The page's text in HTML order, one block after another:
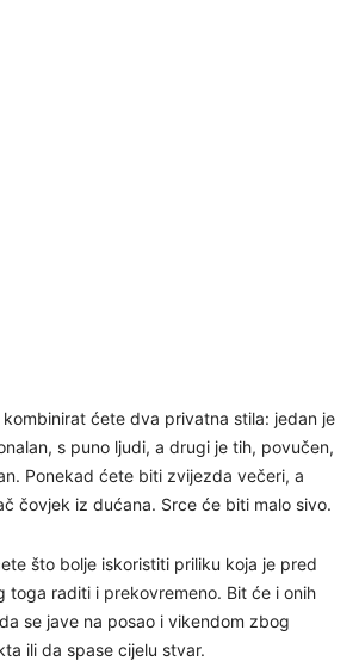
kombinirat ćete dva privatna stila: jedan je
s puno ljudi, a drugi je tih, povučen,
Ponekad ćete biti zvijezda večeri, a
čovjek iz dućana. Srce će biti malo sivo.
što bolje iskoristiti priliku koja je pred
toga raditi i prekovremeno. Bit će i onih
se jave na posao i vikendom zbog
ili da spase cijelu stvar.